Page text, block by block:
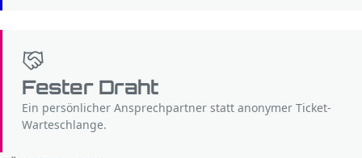
Fester Draht
Ein persönlicher Ansprechpartner statt anonymer Ticket-
Warteschlange.